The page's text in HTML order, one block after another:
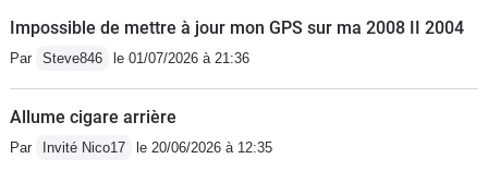
Impossible de mettre à jour mon GPS sur ma 2008 II 2004
Par Steve846 le 01/07/2026 à 21:36
Allume cigare arrière
Par Invité Nico17 le 20/06/2026 à 12:35